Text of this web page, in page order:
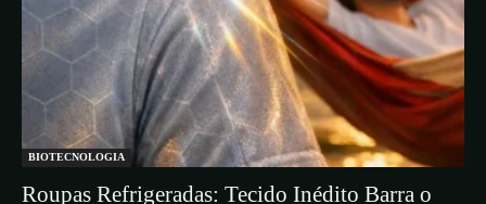
BIOTECNOLOGIA
Roupas Refrigeradas: Tecido Inédito Barra o